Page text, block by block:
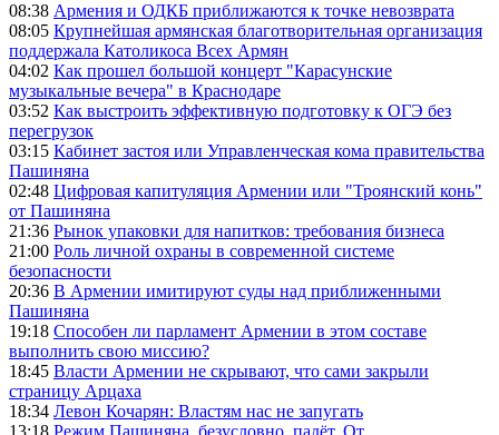
08:38 Армения и ОДКБ приближаются к точке невозврата
08:05 Крупнейшая армянская благотворительная организация
поддержала Католикоса Всех Армян
04:02 Как прошел большой концерт "Карасунские
музыкальные вечера" в Краснодаре
03:52 Как выстроить эффективную подготовку к ОГЭ без
перегрузок
03:15 Кабинет застоя или Управленческая кома правительства
Пашиняна
02:48 Цифровая капитуляция Армении или "Троянский конь"
от Пашиняна
21:36 Рынок упаковки для напитков: требования бизнеса
21:00 Роль личной охраны в современной системе
безопасности
20:36 В Армении имитируют суды над приближенными
Пашиняна
19:18 Способен ли парламент Армении в этом составе
выполнить свою миссию?
18:45 Власти Армении не скрывают, что сами закрыли
страницу Арцаха
18:34 Левон Кочарян: Властям нас не запугать